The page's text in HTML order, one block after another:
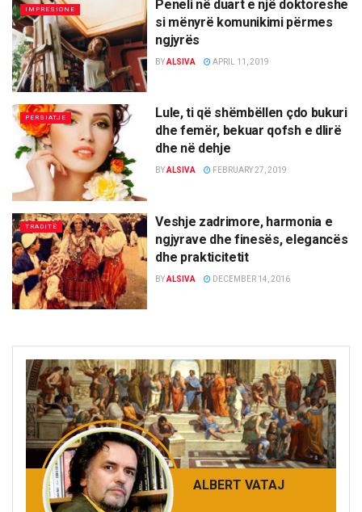
IMPRESIONE
Peneli në duart e një doktoreshe
si mënyrë komunikimi përmes
ngjyrës
BYALSIVA APRIL 11, 2019
PERSIATJE
Lule, ti që shëmbëllen çdo bukuri
dhe femër, bekuar qofsh e dlirë
dhe në dehje
BYALSIVA FEBRUARY 27, 2019
TRADITË
Veshje zadrimore, harmonia e
ngjyrave dhe finesës, elegancës
dhe prakticitetit
BYALSIVA DECEMBER 14, 2016
ALBERT VATAJ